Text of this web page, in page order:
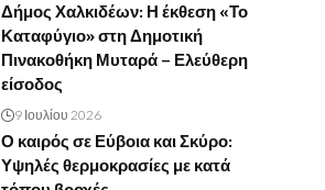
Δήμος Χαλκιδέων: Η έκθεση «Το
Καταφύγιο» στη Δημοτική
Πινακοθήκη Μυταρά – Ελεύθερη
είσοδος
9 Ιουλίου 2026
Ο καιρός σε Εύβοια και Σκύρο:
Υψηλές θερμοκρασίες με κατά